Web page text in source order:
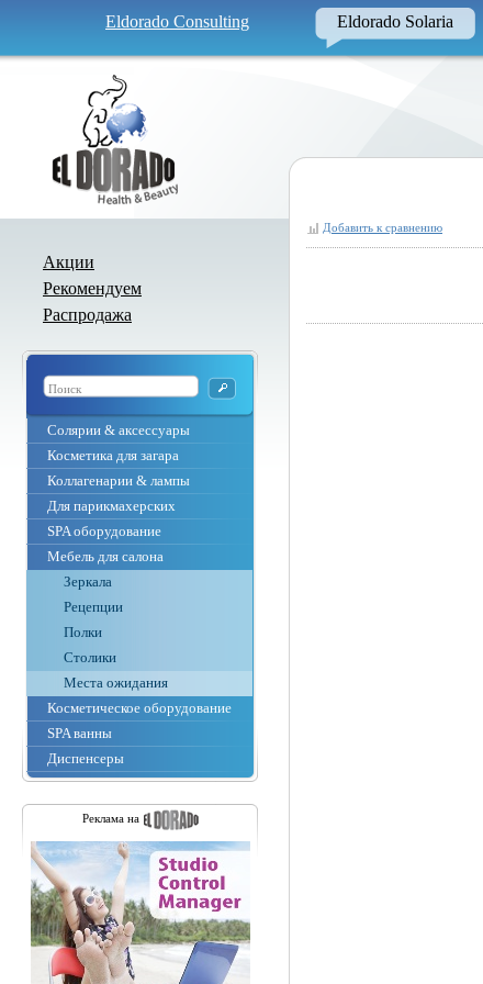
Eldorado Consulting Eldorado Solaria
Акции
Рекомендуем
Распродажа
Солярии & аксессуары
Косметика для загара
Коллагенарии & лампы
Для парикмахерских
SPA оборудование
Мебель для салона
Зеркала
Рецепции
Полки
Столики
Места ожидания
Косметическое оборудование
SPA ванны
Диспенсеры
Реклама на
Добавить к сравнению